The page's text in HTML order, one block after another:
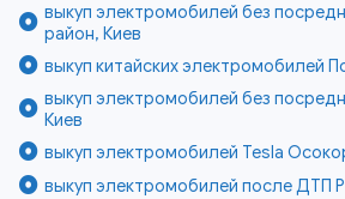
выкуп электромобилей без
район, Киев
выкуп китайских электромобилей
выкуп электромобилей без
Киев
выкуп электромобилей Tesla
выкуп электромобилей после ДТП